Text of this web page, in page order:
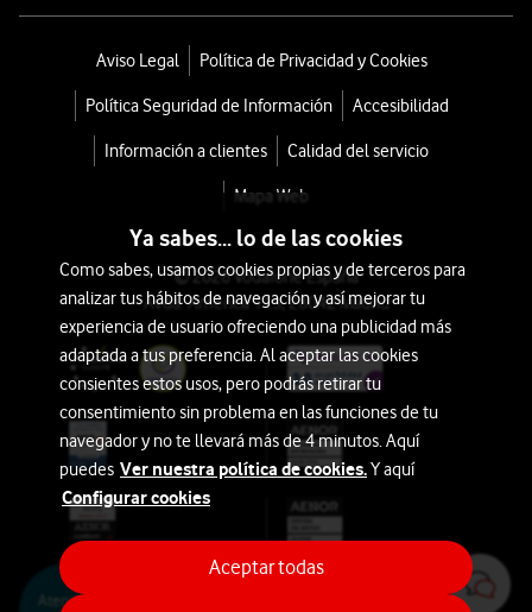
Atención
Aviso Legal Política de Privacidad y Cookies
Política Seguridad de Información Accesibilidad
Información a clientes Calidad del servicio
Mapa Web
© 2026 Vodafone España
Avda. América 115, 28042 Madrid
Ya sabes... lo de las cookies
Como sabes, usamos cookies propias y de terceros para
analizar tus hábitos de navegación y así mejorar tu
experiencia de usuario ofreciendo una publicidad más
adaptada a tus preferencia. Al aceptar las cookies
consientes estos usos, pero podrás retirar tu
consentimiento sin problema en las funciones de tu
navegador y no te llevará más de 4 minutos. Aquí
puedes Ver nuestra política de cookies.Y aquí
Configurar cookies
Aceptar todas